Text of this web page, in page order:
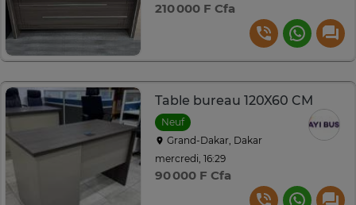
210 000 F Cfa
Table bureau 120X60 CM
Neuf
Grand-Dakar, Dakar
mercredi, 16:29
90 000 F Cfa